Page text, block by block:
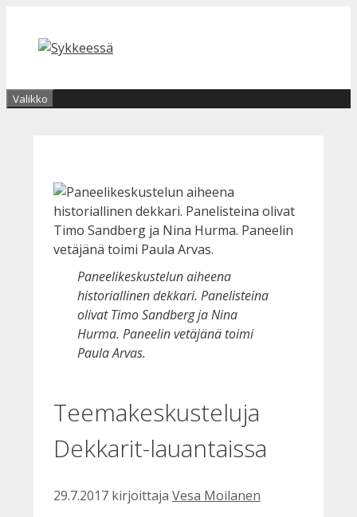
sisältöön
Valikko
Paneelikeskustelun aiheena
historiallinen dekkari. Panelisteina
olivat Timo Sandberg ja Nina
Hurma. Paneelin vetäjänä toimi
Paula Arvas.
Teemakeskusteluja
Dekkarit-lauantaissa
29.7.2017 kirjoittaja Vesa Moilanen